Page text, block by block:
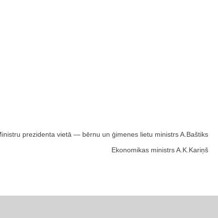
prezidenta vietā — bērnu un ģimenes lietu ministrs A.Baštiks
Ekonomikas ministrs A.K.Kariņš